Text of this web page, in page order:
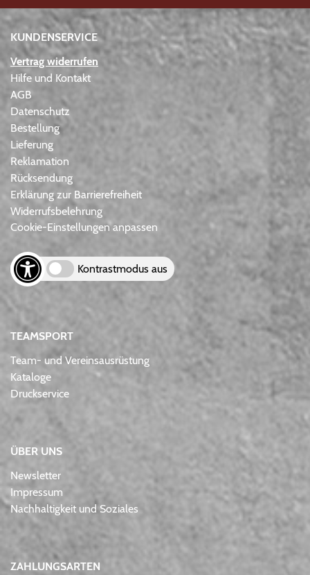
KUNDENSERVICE
Vertrag widerrufen
Hilfe und Kontakt
AGB
Datenschutz
Bestellung
Lieferung
Reklamation
Rücksendung
Erklärung zur Barrierefreiheit
Widerrufsbelehrung
Cookie-Einstellungen anpassen
Kontrastmodus aus
TEAMSPORT
Team- und Vereinsausrüstung
Kataloge
Druckservice
ÜBER UNS
Newsletter
Impressum
Nachhaltigkeit und Soziales
ZAHLUNGSARTEN